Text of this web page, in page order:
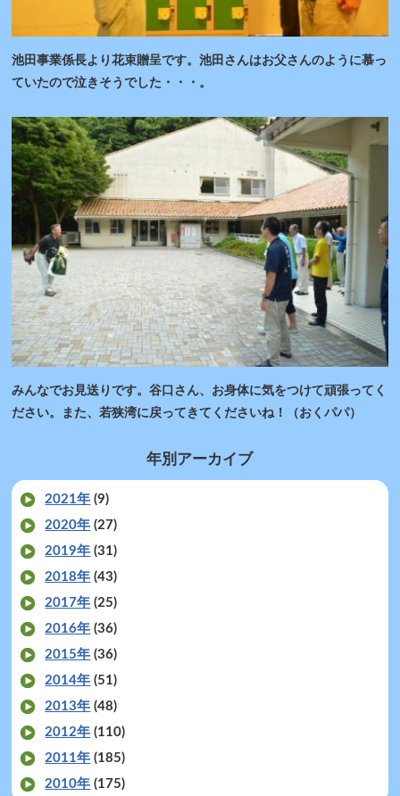
池田事業係長より花束贈呈です。池田さんはお父さんのように慕っ
ていたので泣きそうでした・・・。
みんなでお見送りです。谷口さん、お身体に気をつけて頑張ってく
ださい。また、若狭湾に戻ってきてくださいね！（おくパパ）
年別アーカイブ
2021年 (9)
2020年 (27)
2019年 (31)
2018年 (43)
2017年 (25)
2016年 (36)
2015年 (36)
2014年 (51)
2013年 (48)
2012年 (110)
2011年 (185)
2010年 (175)